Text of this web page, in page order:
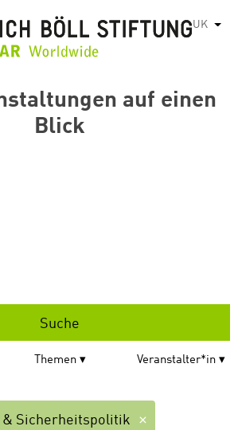
UK
auf einen
Blick
Themen Veranstalter*in
& Sicherheitspolitik